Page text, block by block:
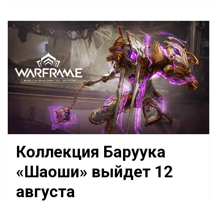
Коллекция Баруука
«Шаоши» выйдет 12
августа